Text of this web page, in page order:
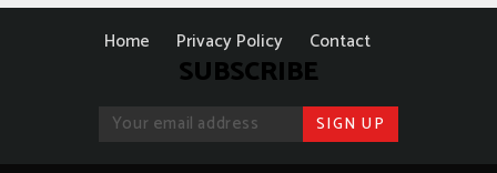
Home Privacy Policy Contact
SUBSCRIBE